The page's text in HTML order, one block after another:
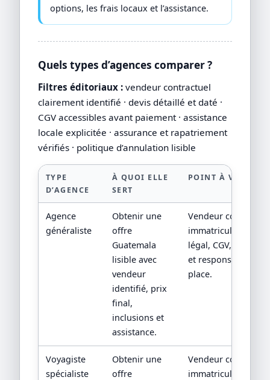
options, les frais locaux et l’assistance.
Quels types d’agences comparer ?
Filtres éditoriaux : vendeur contractuel
clairement identifié · devis détaillé et daté ·
CGV accessibles avant paiement · assistance
locale explicitée · assurance et rapatriement
vérifiés · politique d’annulation lisible
TYPE
D’AGENCE
À QUOI ELLE
SERT
POINT À VÉRIFIER
Agence
généraliste
Obtenir une
offre
Guatemala
lisible avec
vendeur
identifié, prix
final,
inclusions et
assistance.
Vendeur
immatriculation/
légal, CGV,
et responsabilité
place.
Voyagiste
spécialiste
Obtenir une
offre
Vendeur
immatriculation/